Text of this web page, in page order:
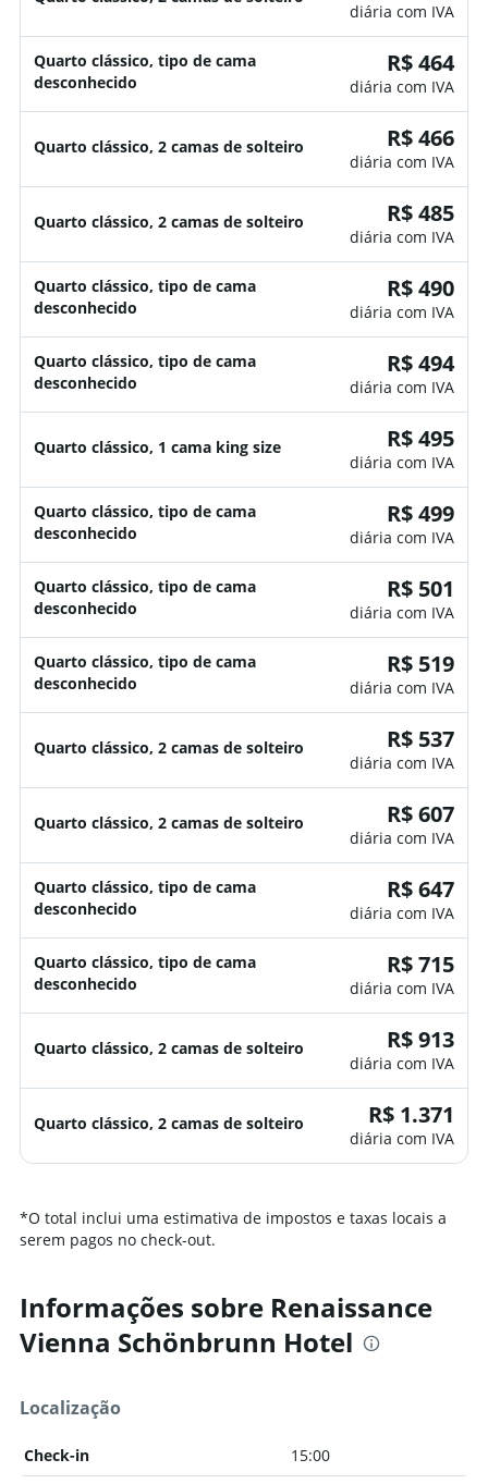
diária com IVA
Quarto clássico, tipo de cama
desconhecido
R$ 464
diária com IVA
Quarto clássico, 2 camas de solteiro R$ 466
diária com IVA
Quarto clássico, 2 camas de solteiro R$ 485
diária com IVA
Quarto clássico, tipo de cama
desconhecido
R$ 490
diária com IVA
Quarto clássico, tipo de cama
desconhecido
R$ 494
diária com IVA
Quarto clássico, 1 cama king size R$ 495
diária com IVA
Quarto clássico, tipo de cama
desconhecido
R$ 499
diária com IVA
Quarto clássico, tipo de cama
desconhecido
R$ 501
diária com IVA
Quarto clássico, tipo de cama
desconhecido
R$ 519
diária com IVA
Quarto clássico, 2 camas de solteiro R$ 537
diária com IVA
Quarto clássico, 2 camas de solteiro R$ 607
diária com IVA
Quarto clássico, tipo de cama
desconhecido
R$ 647
diária com IVA
Quarto clássico, tipo de cama
desconhecido
R$ 715
diária com IVA
Quarto clássico, 2 camas de solteiro R$ 913
diária com IVA
Quarto clássico, 2 camas de solteiro R$ 1.371
diária com IVA
*O total inclui uma estimativa de impostos e taxas locais a
serem pagos no check-out.
Informações sobre Renaissance
Vienna Schönbrunn Hotel
Localização
Check-in
15:00